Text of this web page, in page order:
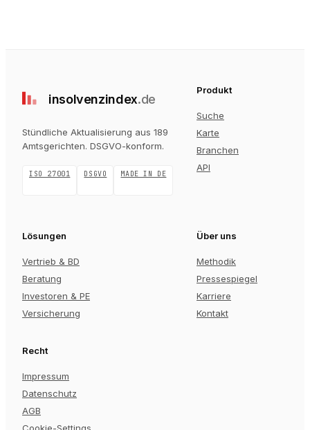
insolvenzindex.de
Stündliche Aktualisierung aus 189
Amtsgerichten. DSGVO-konform.
ISO 27001 DSGVO MADE IN DE
Produkt
Suche
Karte
Branchen
API
Lösungen
Vertrieb & BD
Beratung
Investoren & PE
Versicherung
Über uns
Methodik
Pressespiegel
Karriere
Kontakt
Recht
Impressum
Datenschutz
AGB